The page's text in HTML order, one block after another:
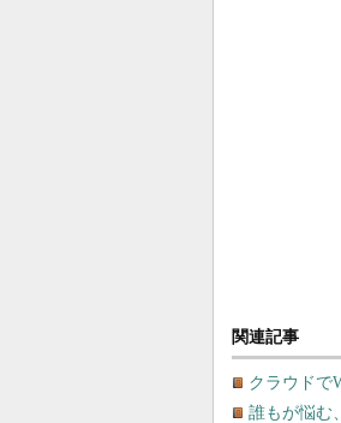
関連記事
クラウドで
誰もが悩む